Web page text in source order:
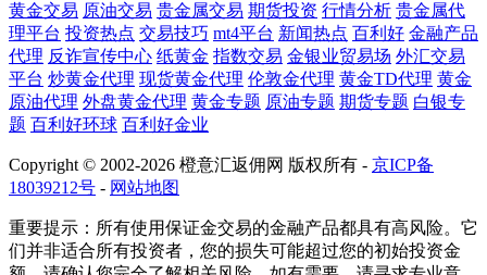
黄金交易 原油交易 贵金属交易 期货投资 行情分析 贵金属代
理平台 投资热点 交易技巧 mt4平台 新闻热点 百利好 金融产品
代理 反诈宣传中心 纸黄金 指数交易 金银业贸易场 外汇交易
平台 炒黄金代理 现货黄金代理 伦敦金代理 黄金TD代理 黄金
原油代理 外盘黄金代理 黄金专题 原油专题 期货专题 白银专
题 百利好环球 百利好金业
Copyright © 2002-2026 橙意汇返佣网 版权所有 - 京ICP备
18039212号 - 网站地图
重要提示：所有使用保证金交易的金融产品都具有高风险。它
们并非适合所有投资者，您的损失可能超过您的初始投资金